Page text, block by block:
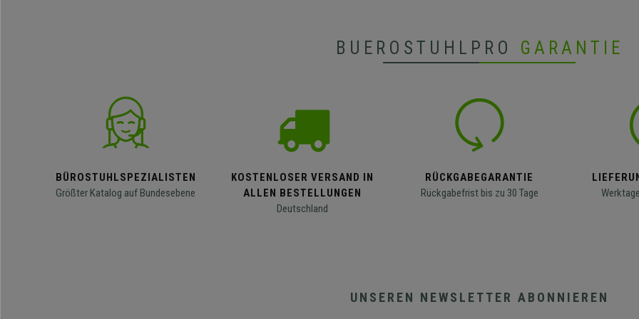
BUEROSTUHLPRO GARANTIE
BÜROSTUHLSPEZIALISTEN
Größter Katalog auf Bundesebene
KOSTENLOSER VERSAND IN
ALLEN BESTELLUNGEN
Deutschland
RÜCKGABEGARANTIE
Rückgabefrist bis zu 30 Tage
UNSEREN NEWSLETTER ABONNIEREN